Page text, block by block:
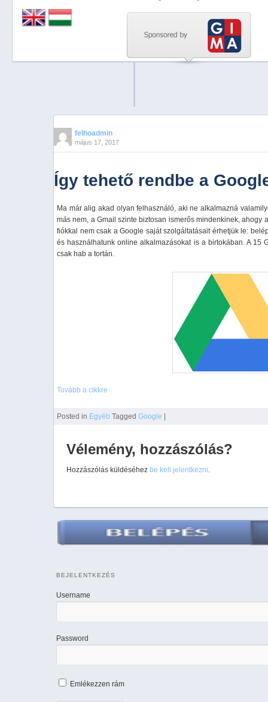
felhoadmin
május 17, 2017
Így tehető rendbe a
Ma már alig akad olyan felhasználó, aki ne alkalmazná
más nem, a Gmail szinte biztosan ismerős mindenkinek, ahogy
fiókkal nem csak a Google saját szolgáltatásait érhetjük le:
és használhatunk online alkalmazásokat is a birtokában. A 15
csak hab a tortán.
Tovább a cikkre
Posted in Egyéb Tagged Google |
Vélemény, hozzászólás?
Hozzászólás küldéséhez be kell jelentkezni.
BEJELENTKEZÉS
Username
Password
Emlékezzen rám